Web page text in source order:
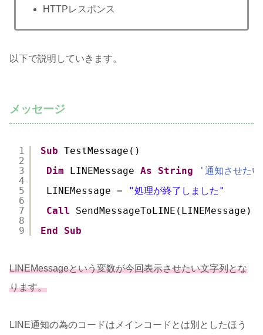
HTTPレスポンス
以下で説明していきます。
メッセージ
1
2
3
4
5
6
7
8
9
Sub TestMessage()
Dim
LINEMessage As String
'通知させた
LINEMessage =
"処理が終了しました"
Call
SendMessageToLINE(LINEMessage)
End
Sub
LINEMessageという変数が今回表示させたい文字列とな
ります。
LINE通知の為のコードはメインコードとは別としたほう